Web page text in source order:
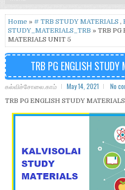
Home » # TRB STUDY MATERIALS ,
STUDY_MATERIALS_TRB » TRB PG
MATERIALS UNIT 5
TRB PG ENGLISH
கல்விச்சோலை.காம் May 14, 2021 No
TRB PG ENGLISH STUDY